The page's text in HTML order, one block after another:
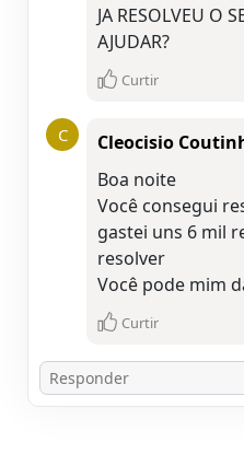
JA RESOLVEU O
AJUDAR?
Curtir
C
Cleocisio
Boa noite
Você consegui
gastei uns 6 mil
resolver
Você pode mim
Curtir